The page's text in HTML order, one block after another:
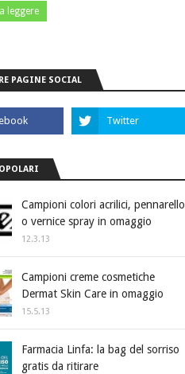
leggere
PAGINE SOCIAL
Campioni colori acrilici, pennarello
o vernice spray in omaggio
12.3.13
Campioni creme cosmetiche
Dermat Skin Care in omaggio
15.5.13
Farmacia Linfa: la bag del sorriso
gratis da ritirare